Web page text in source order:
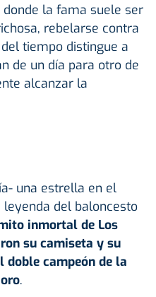
la fama suele ser
rebelarse contra
tiempo distingue a
de un día para otro de
alcanzar la
una estrella en el
leyenda del baloncesto
inmortal de Los
su camiseta y su
doble campeón de la
.